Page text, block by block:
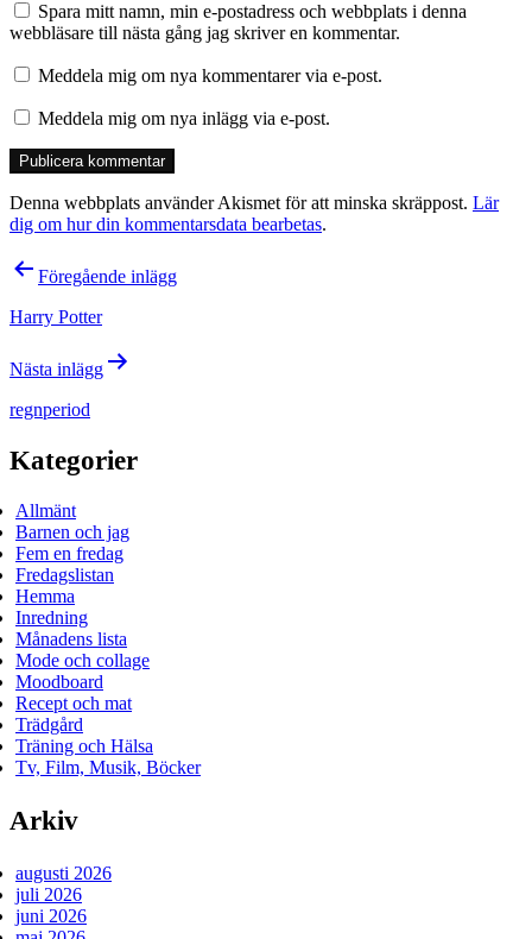
Spara mitt namn, min e-postadress och webbplats i denna
webbläsare till nästa gång jag skriver en kommentar.
Meddela mig om nya kommentarer via e-post.
Meddela mig om nya inlägg via e-post.
Denna webbplats använder Akismet för att minska skräppost. Lär
dig om hur din kommentarsdata bearbetas.
Inläggsnavigering
Föregående inlägg
Harry Potter
Nästa inlägg
regnperiod
Kategorier
Allmänt
Barnen och jag
Fem en fredag
Fredagslistan
Hemma
Inredning
Månadens lista
Mode och collage
Moodboard
Recept och mat
Trädgård
Träning och Hälsa
Tv, Film, Musik, Böcker
Arkiv
augusti 2026
juli 2026
juni 2026